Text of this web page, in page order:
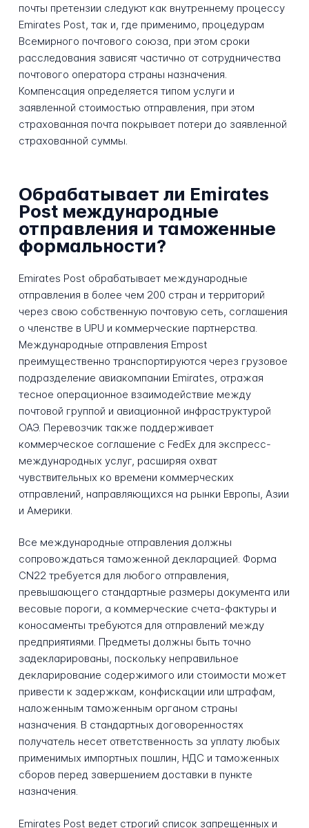
почты претензии следуют как внутреннему процессу
Emirates Post, так и, где применимо, процедурам
Всемирного почтового союза, при этом сроки
расследования зависят частично от сотрудничества
почтового оператора страны назначения.
Компенсация определяется типом услуги и
заявленной стоимостью отправления, при этом
страхованная почта покрывает потери до заявленной
страхованной суммы.
Обрабатывает ли Emirates
Post международные
отправления и таможенные
формальности?
Emirates Post обрабатывает международные
отправления в более чем 200 стран и территорий
через свою собственную почтовую сеть, соглашения
о членстве в UPU и коммерческие партнерства.
Международные отправления Empost
преимущественно транспортируются через грузовое
подразделение авиакомпании Emirates, отражая
тесное операционное взаимодействие между
почтовой группой и авиационной инфраструктурой
ОАЭ. Перевозчик также поддерживает
коммерческое соглашение с FedEx для экспресс-
международных услуг, расширяя охват
чувствительных ко времени коммерческих
отправлений, направляющихся на рынки Европы, Азии
и Америки.
Все международные отправления должны
сопровождаться таможенной декларацией. Форма
CN22 требуется для любого отправления,
превышающего стандартные размеры документа или
весовые пороги, а коммерческие счета-фактуры и
коносаменты требуются для отправлений между
предприятиями. Предметы должны быть точно
задекларированы, поскольку неправильное
декларирование содержимого или стоимости может
привести к задержкам, конфискации или штрафам,
наложенным таможенным органом страны
назначения. В стандартных договоренностях
получатель несет ответственность за уплату любых
применимых импортных пошлин, НДС и таможенных
сборов перед завершением доставки в пункте
назначения.
Emirates Post ведет строгий список запрещенных и